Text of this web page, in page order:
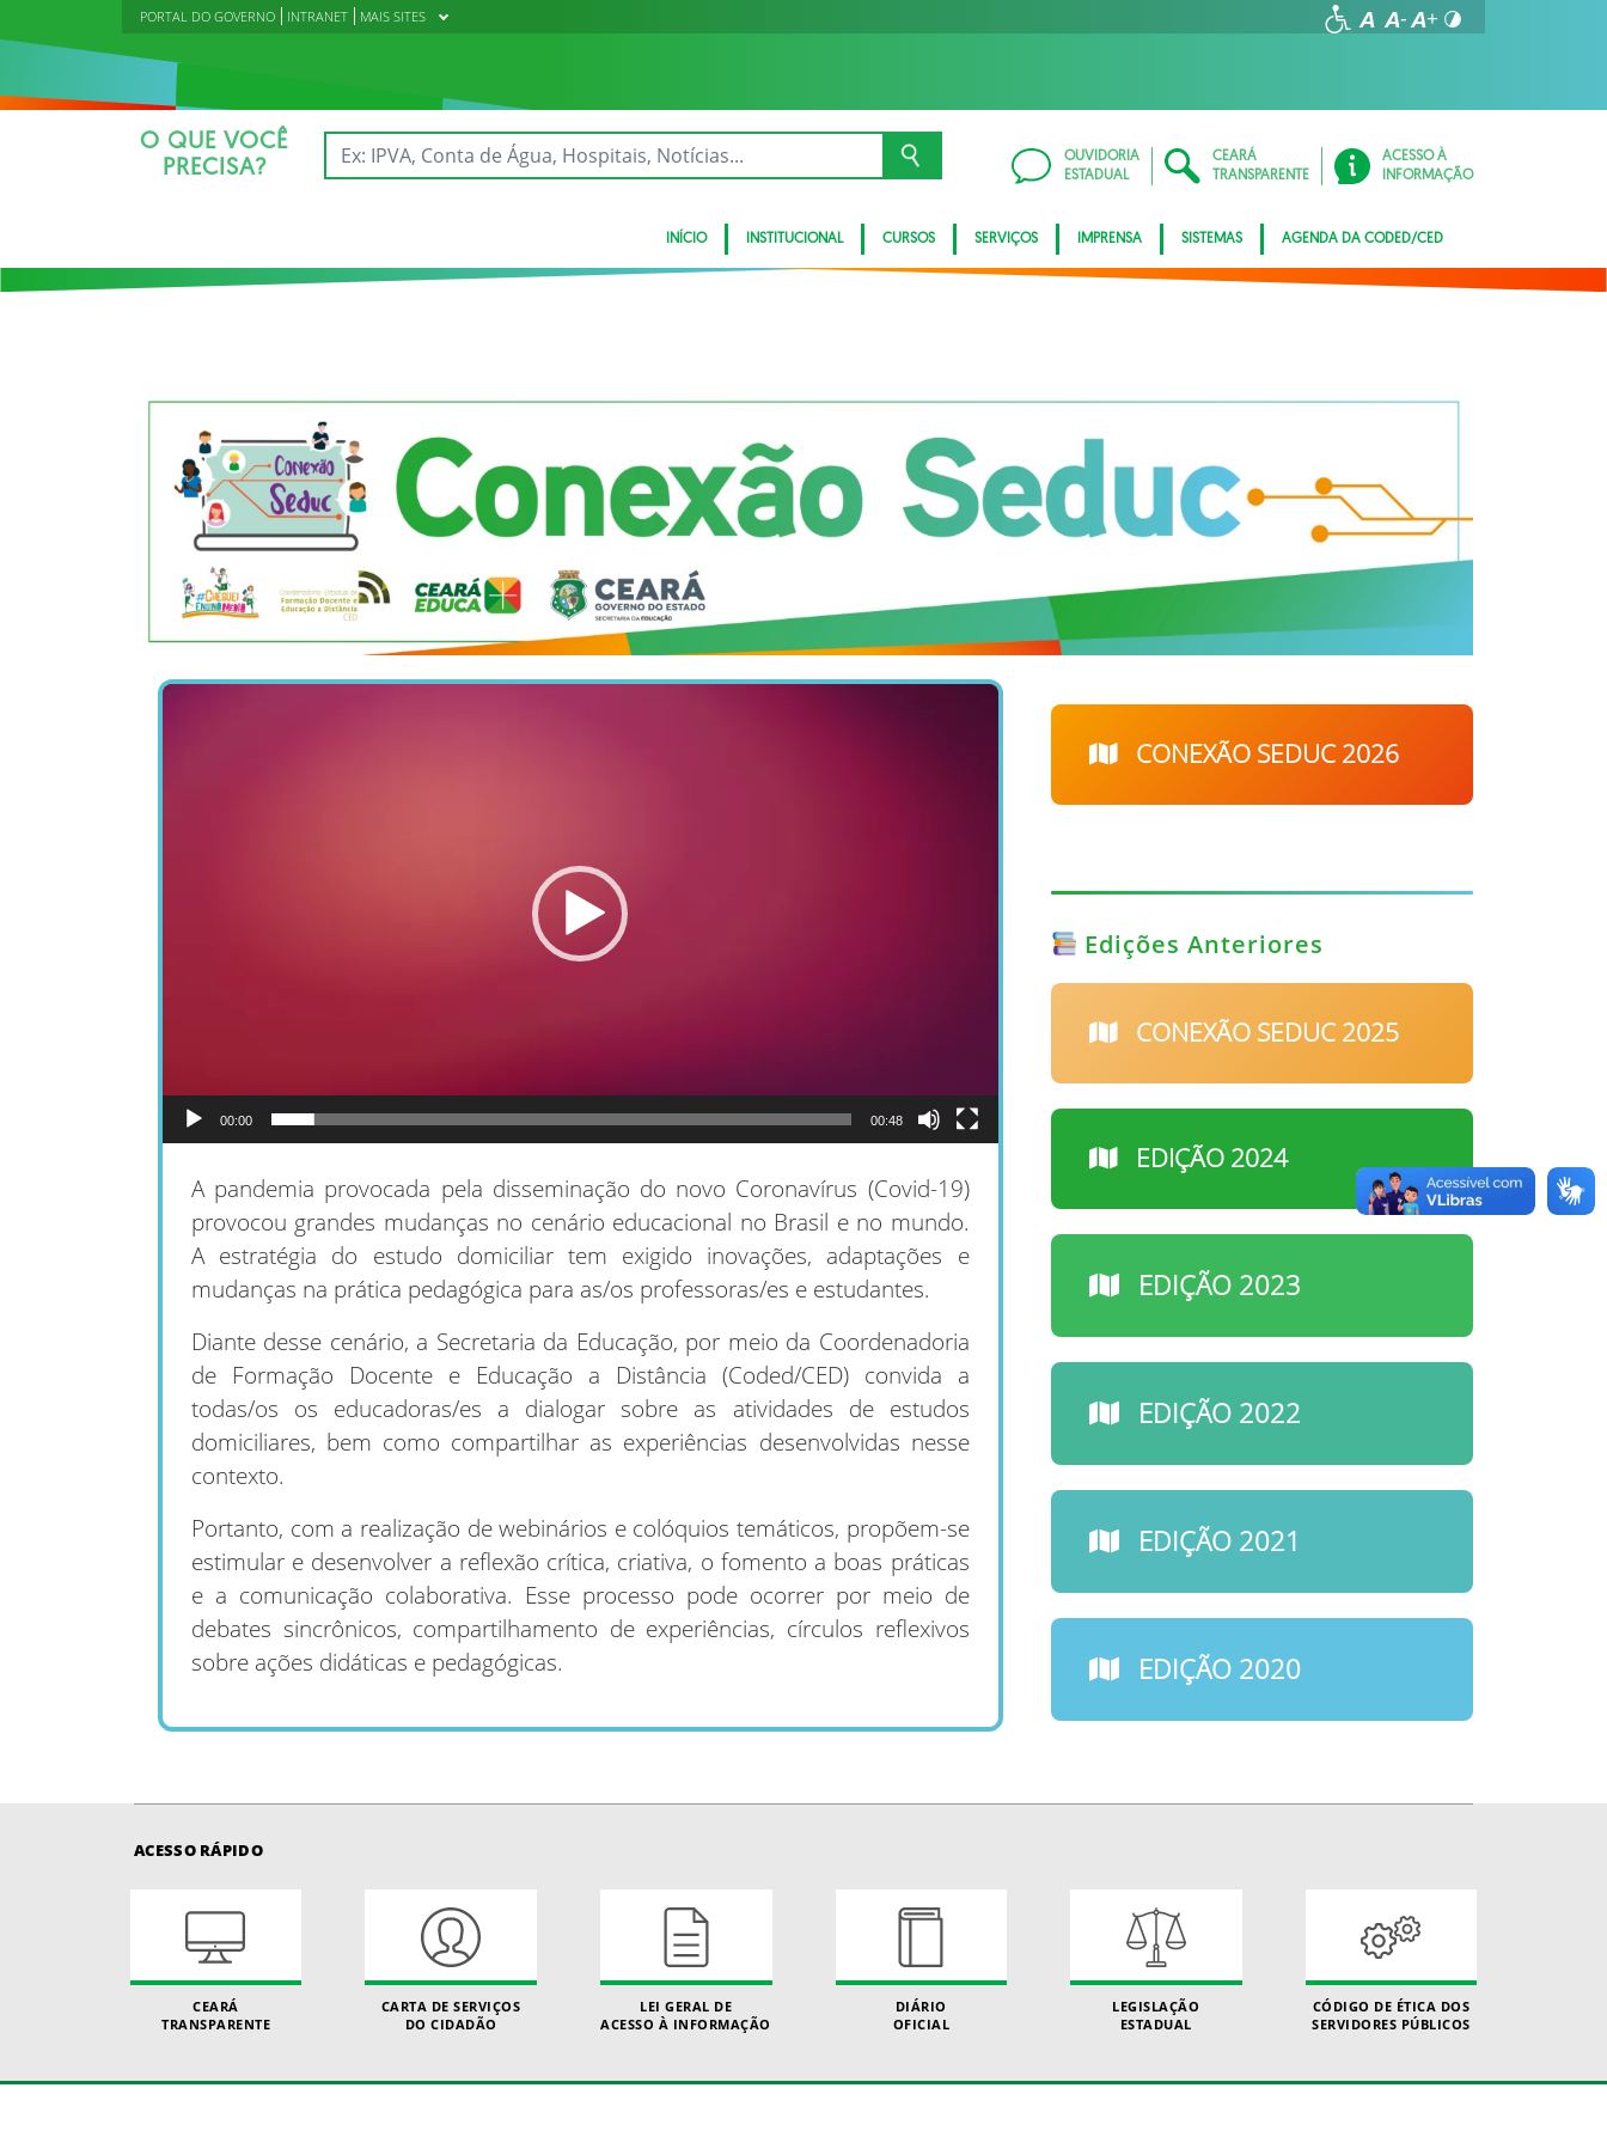
PORTAL DO GOVERNO INTRANET MAIS SITES
O QUE VOCÊ
PRECISA?
OUVIDORIA
ESTADUAL
CEARÁ
TRANSPARENTE
ACESSO À
INFORMAÇÃO
INÍCIO INSTITUCIONAL CURSOS SERVIÇOS IMPRENSA SISTEMAS AGENDA DA CODED/CED
Tocador
00:00 00:48
A pandemia provocada pela disseminação do novo Coronavírus (Covid-19)
provocou grandes mudanças no cenário educacional no Brasil e no mundo.
A estratégia do estudo domiciliar tem exigido inovações, adaptações e
mudanças na prática pedagógica para as/os professoras/es e estudantes.
Diante desse cenário, a Secretaria da Educação, por meio da Coordenadoria
de Formação Docente e Educação a Distância (Coded/CED) convida a
todas/os os educadoras/es a dialogar sobre as atividades de estudos
domiciliares, bem como compartilhar as experiências desenvolvidas nesse
contexto.
Portanto, com a realização de webinários e colóquios temáticos, propõem-se
estimular e desenvolver a reflexão crítica, criativa, o fomento a boas práticas
e a comunicação colaborativa. Esse processo pode ocorrer por meio de
debates sincrônicos, compartilhamento de experiências, círculos reflexivos
sobre ações didáticas e pedagógicas.
CONEXÃO SEDUC 2026
Edições Anteriores
CONEXÃO SEDUC 2025
EDIÇÃO 2024
EDIÇÃO 2023
EDIÇÃO 2022
EDIÇÃO 2021
EDIÇÃO 2020
ACESSO RÁPIDO
CEARÁ
TRANSPARENTE
CARTA DE SERVIÇOS
DO CIDADÃO
LEI GERAL DE
ACESSO À INFORMAÇÃO
DIÁRIO
OFICIAL
LEGISLAÇÃO
ESTADUAL
CÓDIGO DE ÉTICA DOS
SERVIDORES PÚBLICOS